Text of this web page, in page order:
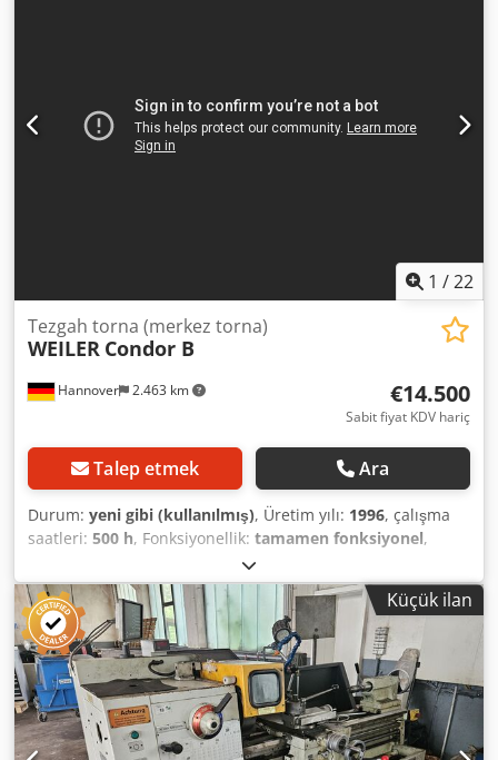
1 /22
Hannover 2.463 km
Tezgah torna (merkez torna)
WEILER Condor B
€14.500
Sabit fiyat KDV hariç
Talep etmek Ara
Durum: yeni gibi (kullanılmış), Üretim yılı: 1996, çalışma
saatleri: 500 h, Fonksiyonellik: tamamen fonksiyonel,
, arabada tur dönme çapı:
mm, iş mili deliği:40 mm, torna boyu:750 mm, toplam
uzunluk:
1.830 mm, toplam genişlik: 900 mm, toplam
yükseklik:1.300 mm , dönüş hızı (maks.):2.800 dev/dak
dönme hızı (dk.):45 dev/dak, toplam ağırlık:1.020 kg
motoru gücü:3 W, Donanım:dokümantasyon / kılavuz,
Durum: Yeni gibi, üniversitede az kullanılmış. Aşağıdaki
aksesuarlar dahildir: 3 çeneli mengene Dcedpozr R Eljfx
Amuok Dönen çerçeve Çelik tutucu 2 adet dönen punta
Küçük ilan